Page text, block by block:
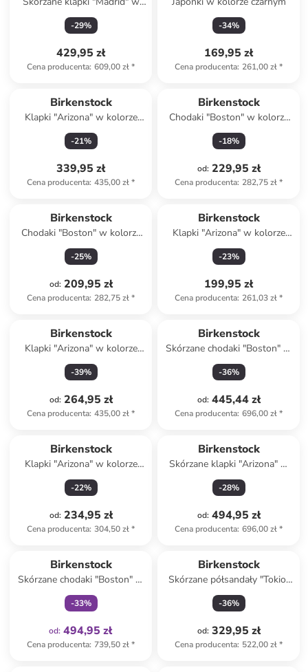
kolorze czarnym
-29%
429,95 zł
Cena producenta: 609,00 zł*
-34%
169,95 zł
Cena producenta: 261,00 zł*
Birkenstock
Klapki "Arizona" w kolorze
szarobrązowym
-21%
339,95 zł
Cena producenta: 435,00 zł*
Birkenstock
Chodaki "Boston" w kolorze
kremowym
-18%
od: 229,95 zł
Cena producenta: 282,75 zł*
Birkenstock
Chodaki "Boston" w kolorze
khaki
-25%
od: 209,95 zł
Cena producenta: 282,75 zł*
Birkenstock
Klapki "Arizona" w kolorze
khaki
-23%
199,95 zł
Cena producenta: 261,03 zł*
Birkenstock
Klapki "Arizona" w kolorze
kremowym
-39%
od: 264,95 zł
Cena producenta: 435,00 zł*
Birkenstock
Skórzane chodaki "Boston" w
kolorze brązowym
-36%
od: 445,44 zł
Cena producenta: 696,00 zł*
Birkenstock
Klapki "Arizona" w kolorze
czarnym
-22%
od: 234,95 zł
Cena producenta: 304,50 zł*
Birkenstock
Skórzane klapki "Arizona" w
kolorze brązowym
-28%
od: 494,95 zł
Cena producenta: 696,00 zł*
Birkenstock
Skórzane chodaki "Boston" w
kolorze brązowym
-33%
od: 494,95 zł
Cena producenta: 739,50 zł*
Birkenstock
Skórzane półsandały "Tokio"
w kolorze granatowym
-36%
od: 329,95 zł
Cena producenta: 522,00 zł*